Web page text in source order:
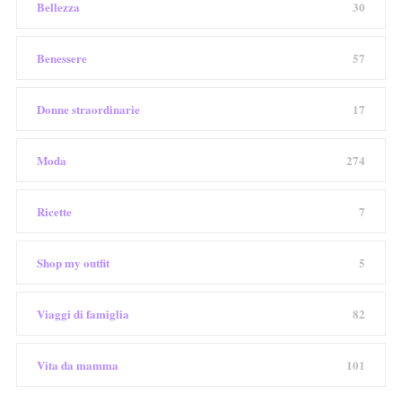
Bellezza 30
Benessere 57
Donne straordinarie 17
Moda 274
Ricette 7
Shop my outfit 5
Viaggi di famiglia 82
Vita da mamma 101